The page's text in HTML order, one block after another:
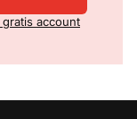
account